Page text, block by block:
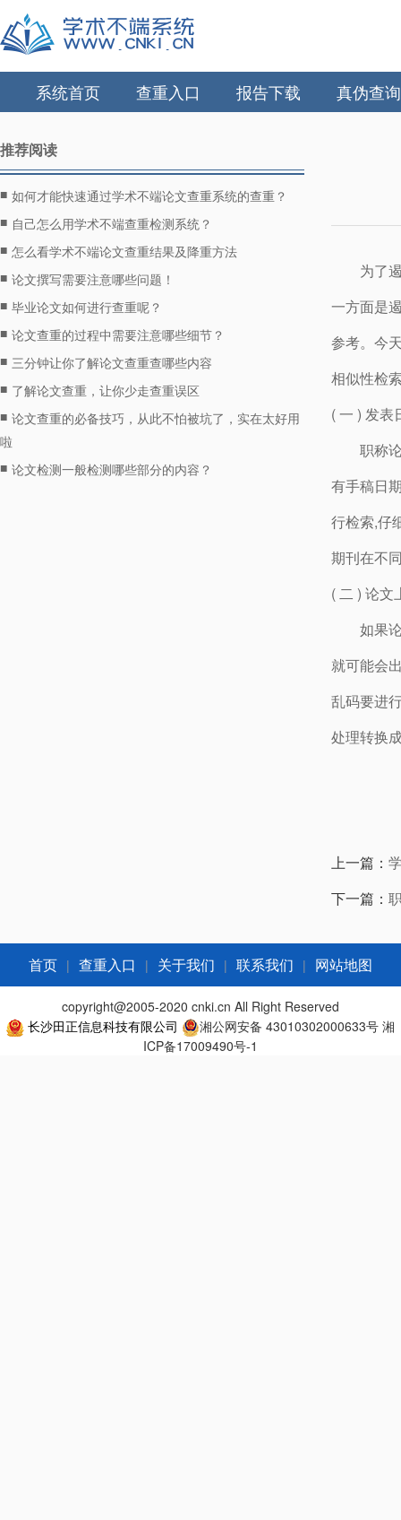
系统首页 查重入口 报告下载 真伪查询
推荐阅读
■ 如何才能快速通过学术不端论文查重系统的查重？
■ 自己怎么用学术不端查重检测系统？
■ 怎么看学术不端论文查重结果及降重方法
■ 论文撰写需要注意哪些问题！
■ 毕业论文如何进行查重呢？
■ 论文查重的过程中需要注意哪些细节？
■ 三分钟让你了解论文查重查哪些内容
■ 了解论文查重，让你少走查重误区
■ 论文查重的必备技巧，从此不怕被坑了，实在太好用
啦
■ 论文检测一般检测哪些部分的内容？
为了
一方面是
参考。今
相似性检
( 一 ) 发表
职称
有手稿日
行检索,仔
期刊在不
( 二 ) 论文
如果
就可能会
乱码要进
处理转换
上一篇：
下一篇：
首页 | 查重入口 | 关于我们 | 联系我们 | 网站地图
copyright@2005-2020 cnki.cn All Right Reserved
长沙田正信息科技有限公司
湘公网安备 43010302000633号 湘
ICP备17009490号-1